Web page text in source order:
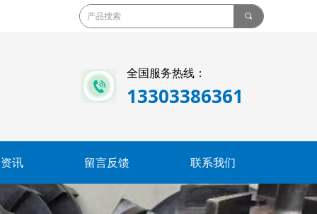
끠
全国服务热线：
13303386361
讯 留言反馈 联系我们